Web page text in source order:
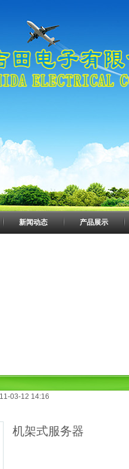
新闻动态 产品展示
03-12 14:16
机架式服务器